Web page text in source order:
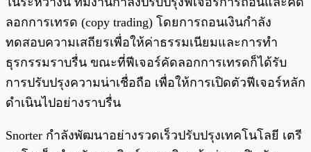
ลอกการเทรด (copy trading) โดยการถอนเงินกำลัง
ทดสอบความเสถียรเพื่อให้ค่าธรรมเนียมและการทำ
ธุรกรรมราบรื่น ขณะที่ฟีเจอร์คัดลอกการเทรดก็ได้รับ
การปรับปรุงความน่าเชื่อถือ เพื่อให้การเปิดตัวฟีเจอร์หลัก
ดำเนินไปอย่างราบรื่น
Snorter กำลังพัฒนาอย่างรวดเร็วปรับปรุงเทคโนโลยี เตรี